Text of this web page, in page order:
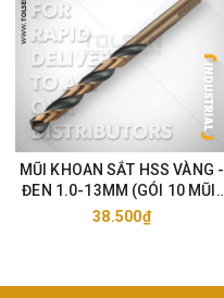
MŨI KHOAN SẮT HSS VÀNG -
ĐEN 1.0-13MM (GÓI 10 MŨI)
TOLSEN 75105-33
38.500₫